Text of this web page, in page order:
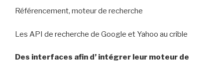
Référencement, moteur de recherche
Les API de recherche de Google et Yahoo au crible
Des interfaces afin d’ intégrer leur moteur de